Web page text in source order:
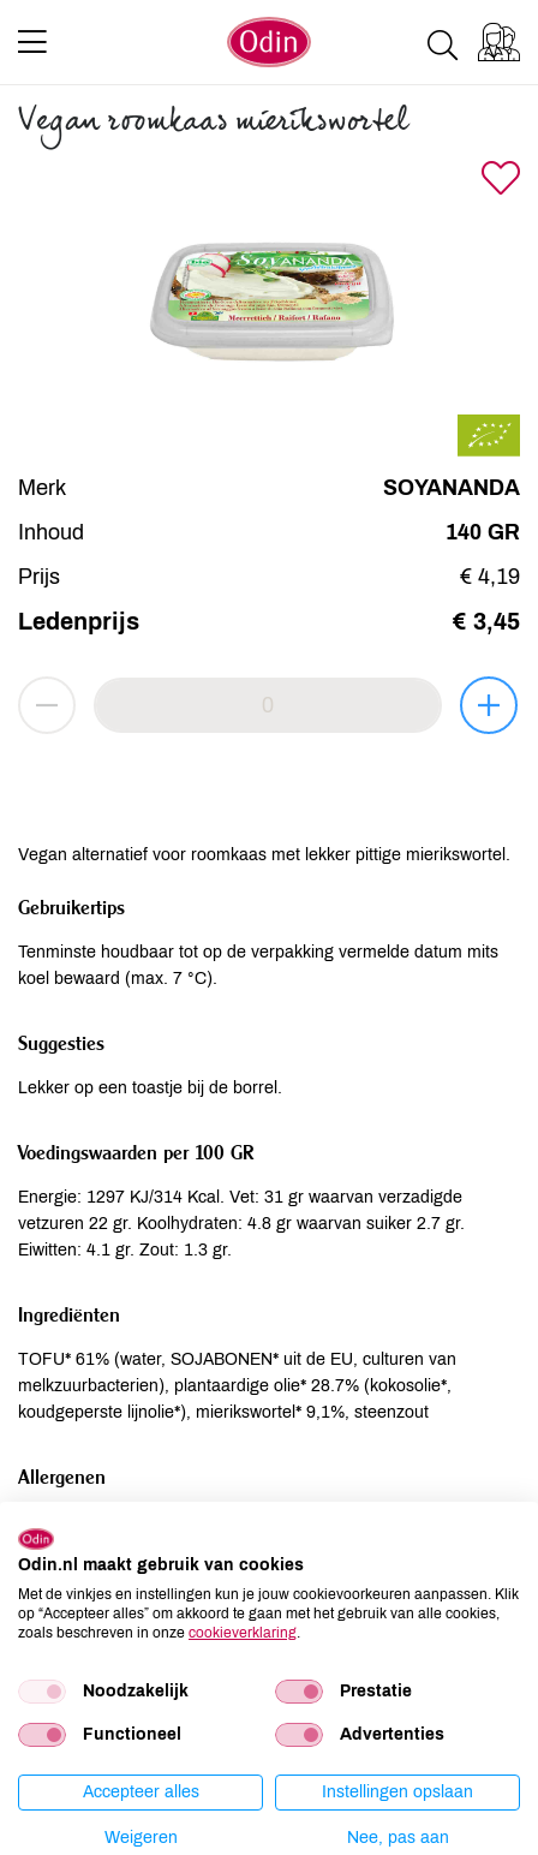
Vegan roomkaas mierikswortel
Merk
SOYANANDA
Inhoud
140 GR
Prijs
€ 4,19
Ledenprijs € 3,45
Vegan alternatief voor roomkaas met lekker pittige mierikswortel.
Gebruikertips
Tenminste houdbaar tot op de verpakking vermelde datum mits
koel bewaard (max. 7 °C).
Suggesties
Lekker op een toastje bij de borrel.
Voedingswaarden per 100 GR
Energie: 1297 KJ/314 Kcal. Vet: 31 gr waarvan verzadigde
vetzuren 22 gr. Koolhydraten: 4.8 gr waarvan suiker 2.7 gr.
Eiwitten: 4.1 gr. Zout: 1.3 gr.
Ingrediënten
TOFU* 61% (water, SOJABONEN* uit de EU, culturen van
melkzuurbacterien), plantaardige olie* 28.7% (kokosolie*,
koudgeperste lijnolie*), mierikswortel* 9,1%, steenzout
Allergenen
Ei
niet aanwezig
Gluten
niet aanwezig
Lactose
niet aanwezig
Mosterd
niet aanwezig
Schaaldieren
niet aanwezig
Selderij
niet aanwezig
Sesam
niet aanwezig
Odin.nl maakt gebruik van cookies
Met de vinkjes en instellingen kun je jouw cookievoorkeuren aanpassen. Klik
op “Accepteer alles” om akkoord te gaan met het gebruik van alle cookies,
zoals beschreven in onze cookieverklaring
Noodzakelijk Prestatie
Functioneel Advertenties
Accepteer alles Instellingen opslaan
Weigeren Nee, pas aan